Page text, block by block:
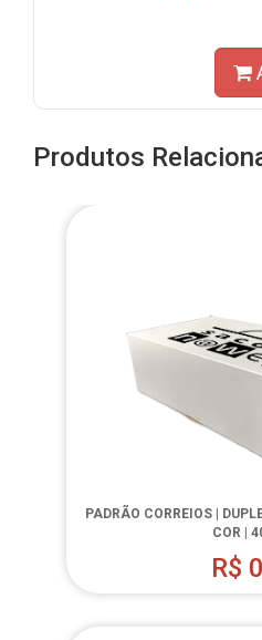
Produtos
PADRÃO CORREIOS |
COR |
R$